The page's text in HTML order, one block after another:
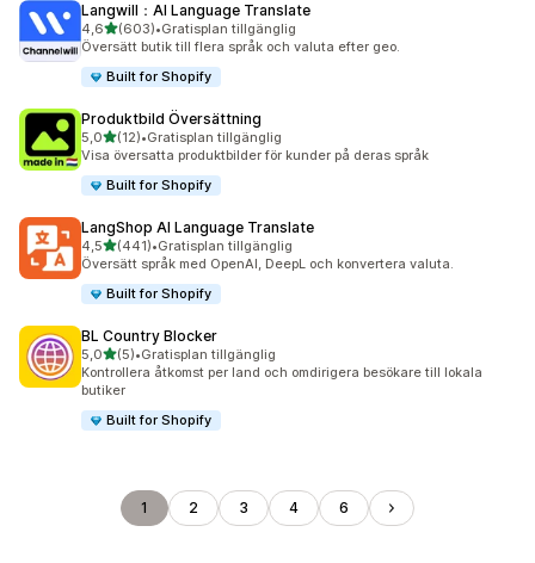
Langwill：AI Language Translate
4,6av 5 stjärnor
(603)
603 recensioner totalt
•Gratisplan tillgänglig
Översätt butik till flera språk och valuta efter geo.
Built for Shopify
Produktbild Översättning
5,0av 5 stjärnor
(12)
12 recensioner totalt
•Gratisplan tillgänglig
Visa översatta produktbilder för kunder på deras språk
Built for Shopify
LangShop AI Language Translate
4,5av 5 stjärnor
(441)
441 recensioner totalt
•Gratisplan tillgänglig
Översätt språk med OpenAI, DeepL och konvertera valuta.
Built for Shopify
BL Country Blocker
5,0av 5 stjärnor
(5)
5 recensioner totalt
•Gratisplan tillgänglig
Kontrollera åtkomst per land och omdirigera besökare till lokala
butiker
Built for Shopify
1 2 3 4 6